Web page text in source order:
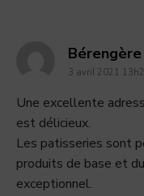
Bérengère
3 avril 2021
Une excellente
est délicieux.
Les patisseries sont
produits de base et
exceptionnel.